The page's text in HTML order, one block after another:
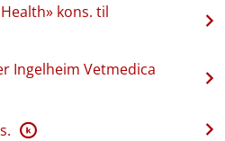
kons. til
Ingelheim Vetmedica
K